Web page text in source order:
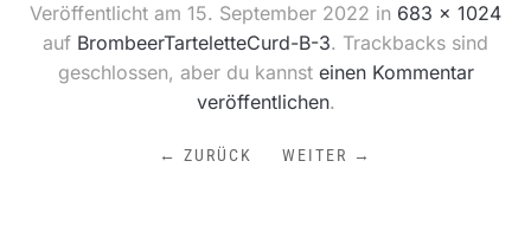
Veröffentlicht am 15. September 2022 in 683 × 1024
auf BrombeerTarteletteCurd-B-3. Trackbacks sind
geschlossen, aber du kannst einen Kommentar
veröffentlichen.
← ZURÜCK WEITER →